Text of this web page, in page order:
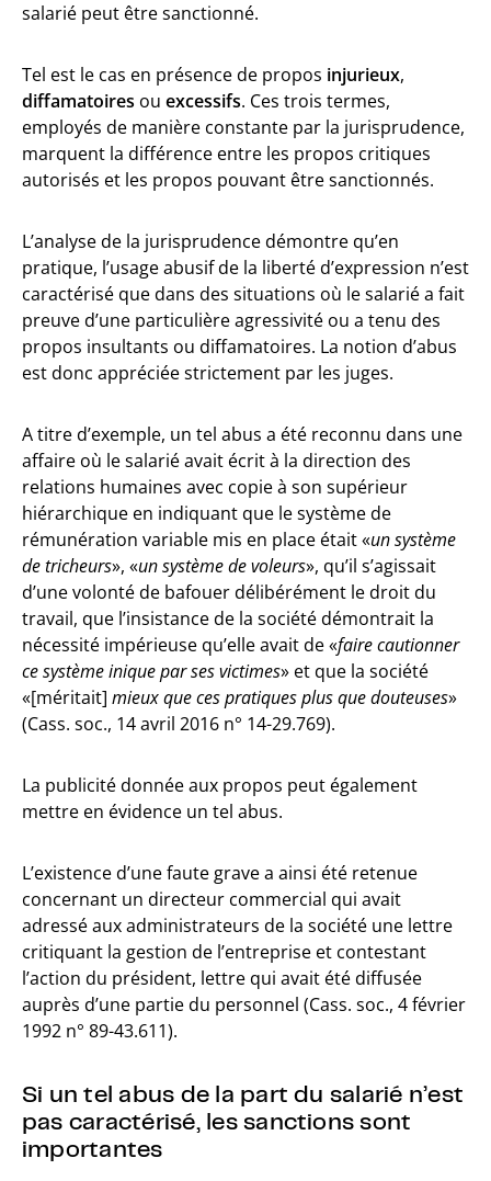
salarié peut être sanctionné.
Tel est le cas en présence de propos injurieux,
diffamatoires ou excessifs. Ces trois termes,
employés de manière constante par la jurisprudence,
marquent la différence entre les propos critiques
autorisés et les propos pouvant être sanctionnés.
L’analyse de la jurisprudence démontre qu’en
pratique, l’usage abusif de la liberté d’expression n’est
caractérisé que dans des situations où le salarié a fait
preuve d’une particulière agressivité ou a tenu des
propos insultants ou diffamatoires. La notion d’abus
est donc appréciée strictement par les juges.
A titre d’exemple, un tel abus a été reconnu dans une
affaire où le salarié avait écrit à la direction des
relations humaines avec copie à son supérieur
hiérarchique en indiquant que le système de
rémunération variable mis en place était «un système
de tricheurs», «un système de voleurs», qu’il s’agissait
d’une volonté de bafouer délibérément le droit du
travail, que l’insistance de la société démontrait la
nécessité impérieuse qu’elle avait de «faire cautionner
ce système inique par ses victimes» et que la société
«[méritait] mieux que ces pratiques plus que douteuses»
(Cass. soc., 14 avril 2016 n° 14-29.769).
La publicité donnée aux propos peut également
mettre en évidence un tel abus.
L’existence d’une faute grave a ainsi été retenue
concernant un directeur commercial qui avait
adressé aux administrateurs de la société une lettre
critiquant la gestion de l’entreprise et contestant
l’action du président, lettre qui avait été diffusée
auprès d’une partie du personnel (Cass. soc., 4 février
1992 n° 89-43.611).
Si un tel abus de la part du salarié n’est
pas caractérisé, les sanctions sont
importantes